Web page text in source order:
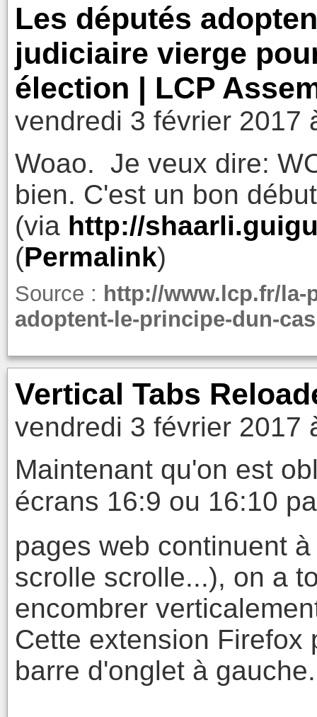
Les députés
judiciaire vierge
élection | LCP
vendredi 3 février 2017
Woao. Je veux dire:
bien. C'est un bon
(via http://
(Permalink)
Source : http://www.lcp.fr/la-
adoptent-le-principe-dun-
Vertical Tabs
vendredi 3 février 2017
Maintenant qu'on est
écrans 16:9 ou 16:10
pages web continuent
scrolle scrolle...), on a
encombrer
Cette extension Firefox
barre d'onglet à gauche.